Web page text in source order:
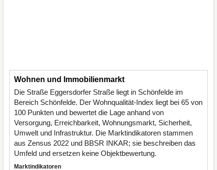
Wohnen und Immobilienmarkt
Die Straße Eggersdorfer Straße liegt in Schönfelde im
Bereich Schönfelde. Der Wohnqualität-Index liegt bei 65 von
100 Punkten und bewertet die Lage anhand von
Versorgung, Erreichbarkeit, Wohnungsmarkt, Sicherheit,
Umwelt und Infrastruktur. Die Marktindikatoren stammen
aus Zensus 2022 und BBSR INKAR; sie beschreiben das
Umfeld und ersetzen keine Objektbewertung.
Marktindikatoren